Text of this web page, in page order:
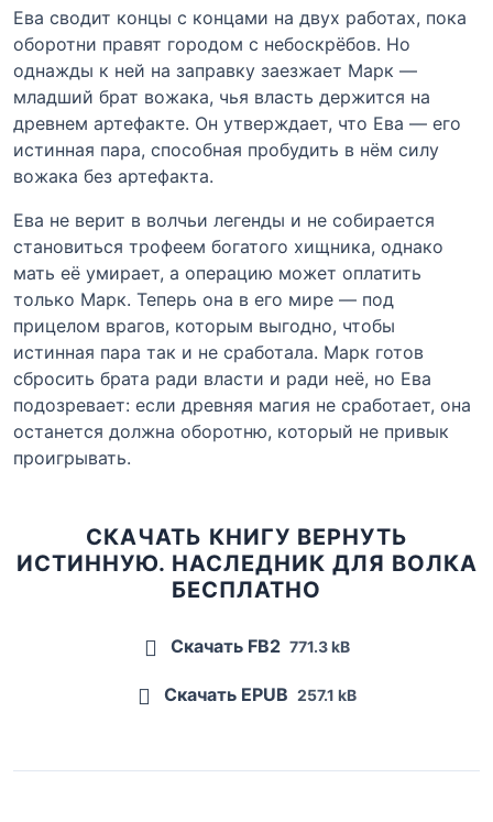
Ева сводит концы с концами на двух работах, пока
оборотни правят городом с небоскрёбов. Но
однажды к ней на заправку заезжает Марк —
младший брат вожака, чья власть держится на
древнем артефакте. Он утверждает, что Ева — его
истинная пара, способная пробудить в нём силу
вожака без артефакта.
Ева не верит в волчьи легенды и не собирается
становиться трофеем богатого хищника, однако
мать её умирает, а операцию может оплатить
только Марк. Теперь она в его мире — под
прицелом врагов, которым выгодно, чтобы
истинная пара так и не сработала. Марк готов
сбросить брата ради власти и ради неё, но Ева
подозревает: если древняя магия не сработает, она
останется должна оборотню, который не привык
проигрывать.
СКАЧАТЬ КНИГУ ВЕРНУТЬ
ИСТИННУЮ. НАСЛЕДНИК ДЛЯ ВОЛКА
БЕСПЛАТНО
Скачать FB2 771.3 kB
Скачать EPUB 257.1 kB